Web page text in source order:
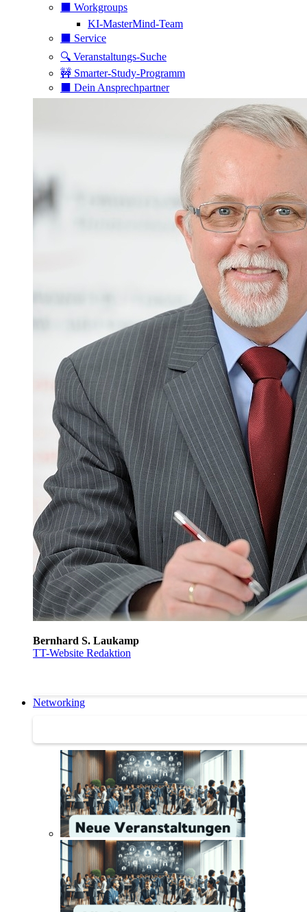
⬛️ Workgroups
KI-MasterMind-Team
⬛️ Service
🔍 Veranstaltungs-Suche
🚧 Smarter-Study-Programm
⬛️ Dein Ansprechpartner
Bernhard S. Laukamp
TT-Website Redaktion
Networking